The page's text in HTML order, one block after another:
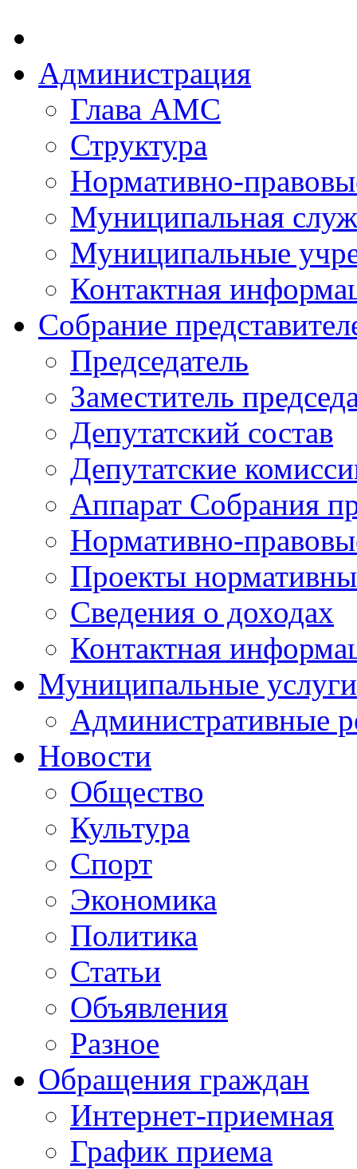
Администрация
Глава АМС
Структура
Нормативно-
Муниципальная
Муниципальные
Контактная
Собрание
Председатель
Заместитель
Депутатский состав
Депутатские
Аппарат Собрания
Нормативно-
Проекты
Сведения о доходах
Контактная
Муниципальные услуги
Административные
Новости
Общество
Культура
Спорт
Экономика
Политика
Статьи
Объявления
Разное
Обращения граждан
Интернет-приемная
График приема